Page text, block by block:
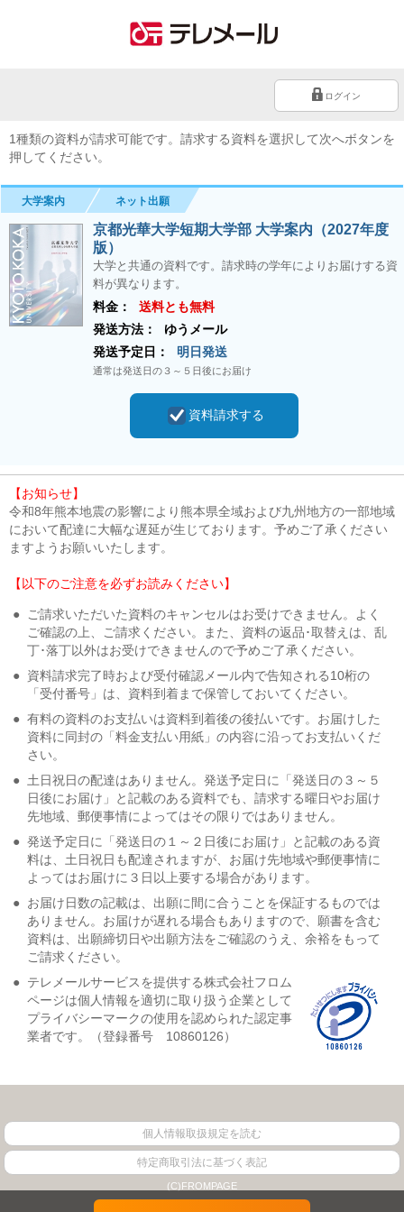
ログイン
1種類の資料が請求可能です。請求する資料を選択して次へボタンを
押してください。
大学案内 ネット出願
京都光華大学短期大学部 大学案内（2027年度
版）
大学と共通の資料です。請求時の学年によりお届けする資
料が異なります。
料金：
送料とも無料
発送方法：
ゆうメール
発送予定日：
明日発送
通常は発送日の３～５日後にお届け
資料請求する
【お知らせ】
令和8年熊本地震の影響により熊本県全域および九州地方の一部地域
において配達に大幅な遅延が生じております。予めご了承ください
ますようお願いいたします。
【以下のご注意を必ずお読みください】
●
ご請求いただいた資料のキャンセルはお受けできません。よく
ご確認の上、ご請求ください。また、資料の返品･取替えは、乱
丁･落丁以外はお受けできませんので予めご了承ください。
● 資料請求完了時および受付確認メール内で告知される10桁の
「受付番号」は、資料到着まで保管しておいてください。
● 有料の資料のお支払いは資料到着後の後払いです。お届けした
資料に同封の「料金支払い用紙」の内容に沿ってお支払いくだ
さい。
● 土日祝日の配達はありません。発送予定日に「発送日の３～５
日後にお届け」と記載のある資料でも、請求する曜日やお届け
先地域、郵便事情によってはその限りではありません。
● 発送予定日に「発送日の１～２日後にお届け」と記載のある資
料は、土日祝日も配達されますが、お届け先地域や郵便事情に
よってはお届けに３日以上要する場合があります。
● お届け日数の記載は、出願に間に合うことを保証するものでは
ありません。お届けが遅れる場合もありますので、願書を含む
資料は、出願締切日や出願方法をご確認のうえ、余裕をもって
ご請求ください。
● テレメールサービスを提供する株式会社フロム
ページは個人情報を適切に取り扱う企業として
プライバシーマークの使用を認められた認定事
業者です。（登録番号 10860126）
個人情報取扱規定を読む
特定商取引法に基づく表記
(C)FROMPAGE